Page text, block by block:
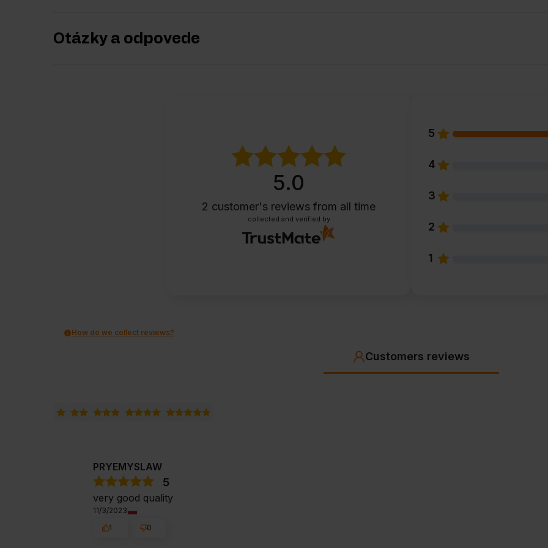
Otázky a odpovede
5.0
2 customer's reviews from all time
collected and verified by
5
4
3
2
1
How do we collect reviews?
Customers reviews
PRYEMYSLAW
5
very good quality
11/3/2023
1
0